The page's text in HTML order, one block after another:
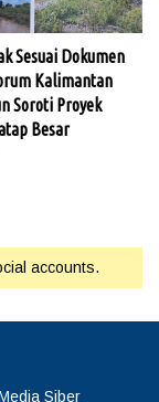
Sesuai Dokumen
Kalimantan
Soroti Proyek
Besar
accounts.
Siber